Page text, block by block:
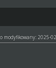
modyfikowany: 2025-